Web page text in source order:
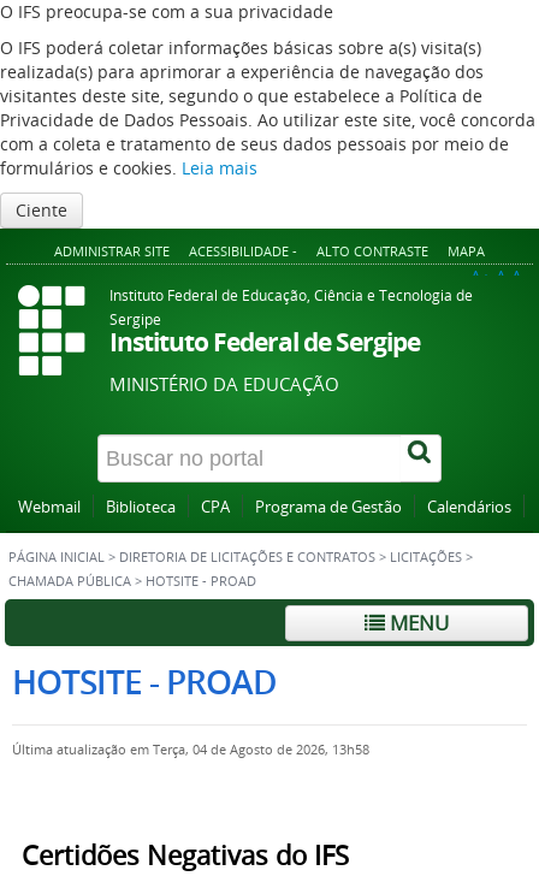
O IFS preocupa-se com a sua privacidade
O IFS poderá coletar informações básicas sobre a(s) visita(s)
realizada(s) para aprimorar a experiência de navegação dos
visitantes deste site, segundo o que estabelece a Política de
Privacidade de Dados Pessoais. Ao utilizar este site, você concorda
com a coleta e tratamento de seus dados pessoais por meio de
formulários e cookies. Leia mais
Ciente
ADMINISTRAR SITE ACESSIBILIDADE - ALTO CONTRASTE MAPA
A+ A A-
Instituto Federal de Educação, Ciência e Tecnologia de
Sergipe
Instituto Federal de Sergipe
MINISTÉRIO DA EDUCAÇÃO
Webmail Biblioteca CPA Programa de Gestão Calendários
PÁGINA INICIAL > DIRETORIA DE LICITAÇÕES E CONTRATOS > LICITAÇÕES >
CHAMADA PÚBLICA > HOTSITE - PROAD
MENU
HOTSITE - PROAD
Última atualização em Terça, 04 de Agosto de 2026, 13h58
Certidões Negativas do IFS